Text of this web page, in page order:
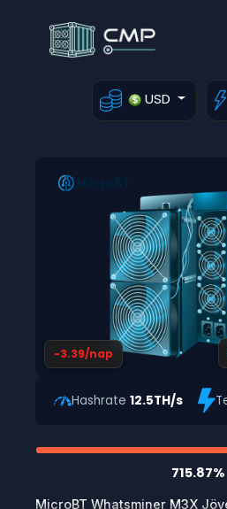
USD
-3.39/nap
Hashrate12.5TH/s
715.87%
MicroBT Whatsminer M3X